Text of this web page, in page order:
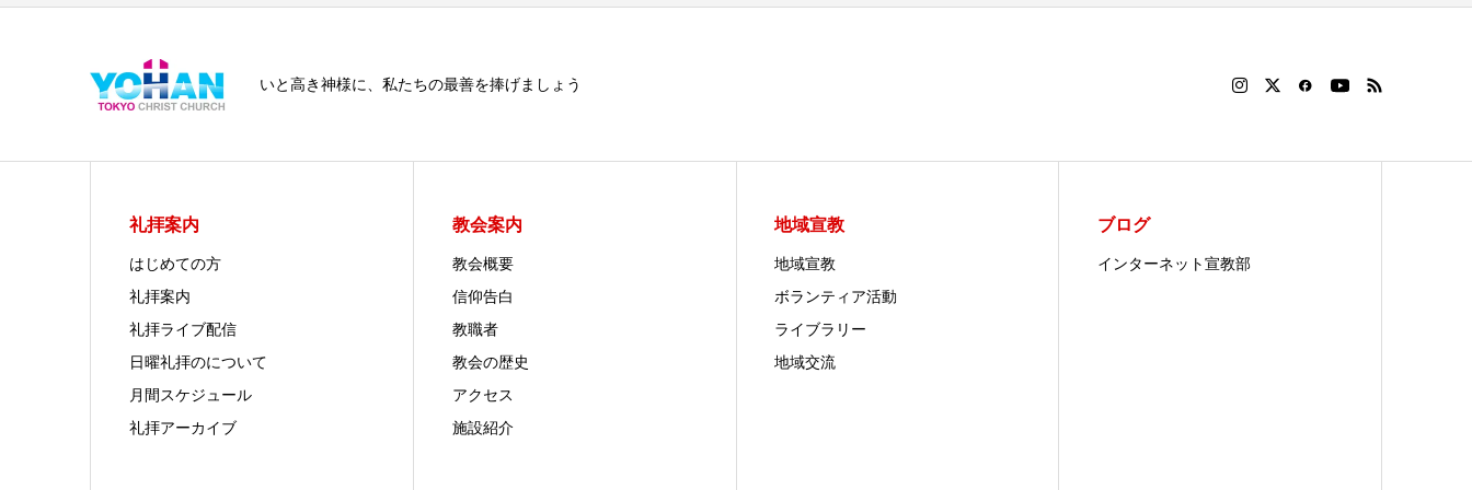
いと高き神様に、私たちの最善を捧げましょう
礼拝案内
はじめての方
礼拝案内
礼拝ライブ配信
日曜礼拝のについて
月間スケジュール
礼拝アーカイブ
教会案内
教会概要
信仰告白
教職者
教会の歴史
アクセス
施設紹介
地域宣教
地域宣教
ボランティア活動
ライブラリー
地域交流
ブログ
インターネット宣教部